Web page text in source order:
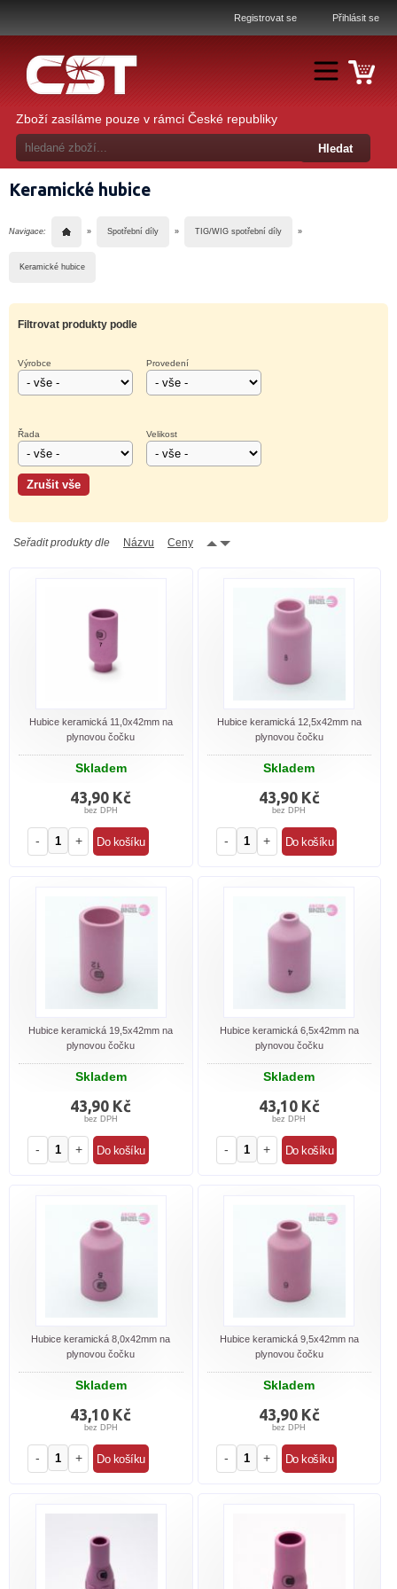
Registrovat se Přihlásit se
Zboží zasíláme pouze v rámci České republiky
Keramické hubice
Navigace: » Spotřební díly » TIG/WIG spotřební díly »
Keramické hubice
Filtrovat produkty podle
Výrobce Provedení
Řada Velikost
Seřadit produkty dle Názvu Ceny
Hubice keramická 11,0x42mm na
plynovou čočku
Skladem
43,90 Kč
bez DPH
- +
Hubice keramická 12,5x42mm na
plynovou čočku
Skladem
43,90 Kč
bez DPH
- +
Hubice keramická 19,5x42mm na
plynovou čočku
Skladem
43,90 Kč
bez DPH
- +
Hubice keramická 6,5x42mm na
plynovou čočku
Skladem
43,10 Kč
bez DPH
- +
Hubice keramická 8,0x42mm na
plynovou čočku
Skladem
43,10 Kč
bez DPH
- +
Hubice keramická 9,5x42mm na
plynovou čočku
Skladem
43,90 Kč
bez DPH
- +